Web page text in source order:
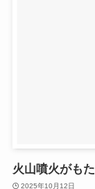
火山噴火がも
2025年10月12日